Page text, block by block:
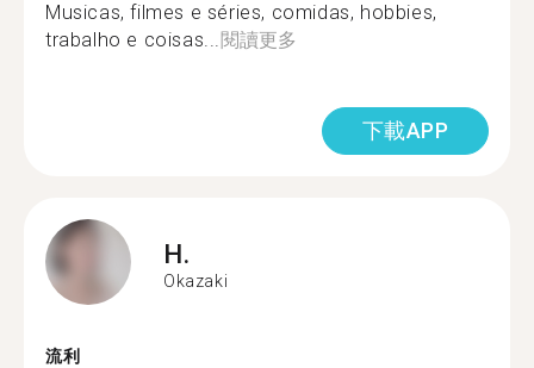
Musicas, filmes e séries, comidas, hobbies,
trabalho e coisas...閱讀更多
下載APP
H.
Okazaki
流利